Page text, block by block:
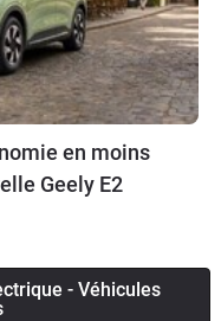
en moins
Geely E2
- Véhicules